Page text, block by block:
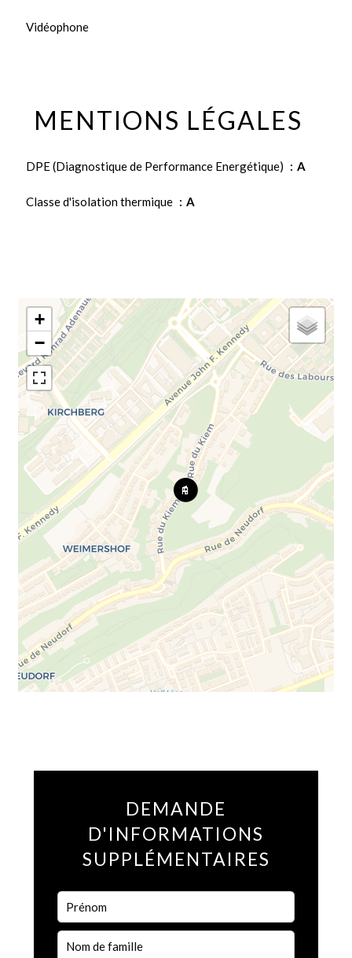
Vidéophone
MENTIONS LÉGALES
DPE (Diagnostique de Performance Energétique) A
Classe d'isolation thermique A
+
−
DEMANDE
D'INFORMATIONS
SUPPLÉMENTAIRES